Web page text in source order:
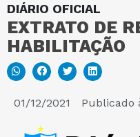
DIÁRIO OFICIAL
EXTRATO DE
HABILITAÇÃO
01/12/2021 Publicado
MAPA DO SITE
PORTAL DA
E-SIC